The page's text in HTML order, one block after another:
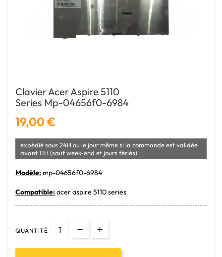
Clavier Acer Aspire 5110
Series Mp-04656f0-6984
19,00 €
expédié sous 24H ou le jour même si la commande est validée
avant 11H (sauf week-end et jours fériés)
Modèle: mp-04656f0-6984
Compatible:acer aspire 5110 series
QUANTITÉ